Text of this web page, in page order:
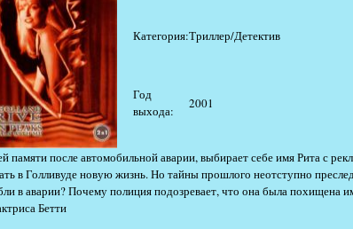
Категория:Триллер/Детектив
Год
выхода:
2001
памяти после автомобильной аварии, выбирает себе имя Рита с
в Голливуде новую жизнь. Но тайны прошлого неотступно
в аварии? Почему полиция подозревает, что она была похищена
Бетти